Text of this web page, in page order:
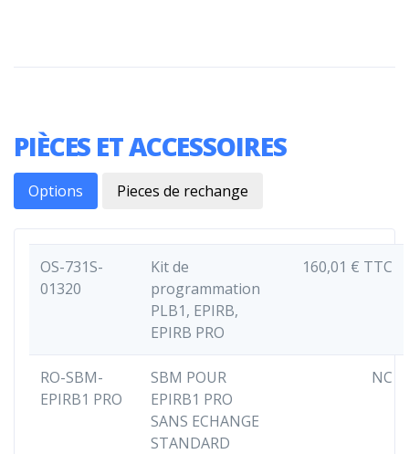
PIÈCES ET ACCESSOIRES
Options Pieces de rechange
OS-731S-
01320
Kit de
programmation
PLB1, EPIRB,
EPIRB PRO
160,01 € TTC
RO-SBM-
EPIRB1 PRO
SBM POUR
EPIRB1 PRO
SANS ECHANGE
STANDARD
NC